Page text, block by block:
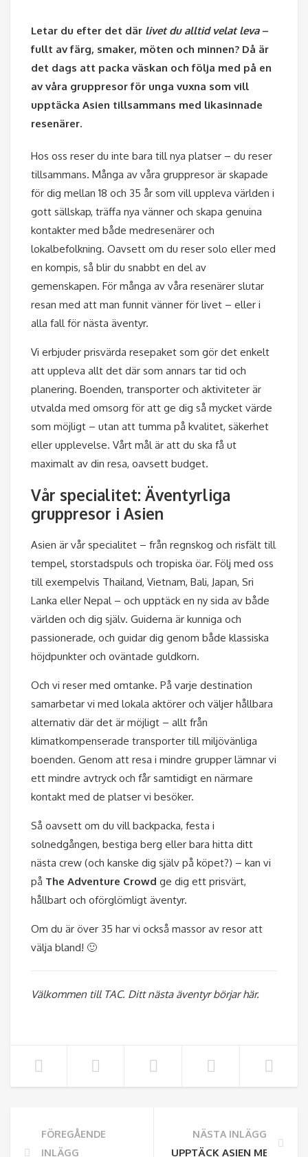
Letar du efter det där livet du alltid velat leva–
fullt av färg, smaker, möten och minnen? Då är
det dags att packa väskan och följa med på en
av våra gruppresor för unga vuxna som vill
upptäcka Asien tillsammans med likasinnade
resenärer.
Hos oss reser du inte bara till nya platser – du reser
tillsammans. Många av våra gruppresor är skapade
för dig mellan 18 och 35 år som vill uppleva världen i
gott sällskap, träffa nya vänner och skapa genuina
kontakter med både medresenärer och
lokalbefolkning. Oavsett om du reser solo eller med
en kompis, så blir du snabbt en del av
gemenskapen. För många av våra resenärer slutar
resan med att man funnit vänner för livet – eller i
alla fall för nästa äventyr.
Vi erbjuder prisvärda resepaket som gör det enkelt
att uppleva allt det där som annars tar tid och
planering. Boenden, transporter och aktiviteter är
utvalda med omsorg för att ge dig så mycket värde
som möjligt – utan att tumma på kvalitet, säkerhet
eller upplevelse. Vårt mål är att du ska få ut
maximalt av din resa, oavsett budget.
Vår specialitet: Äventyrliga
gruppresor i Asien
Asien är vår specialitet – från regnskog och risfält till
tempel, storstadspuls och tropiska öar. Följ med oss
till exempelvis Thailand, Vietnam, Bali, Japan, Sri
Lanka eller Nepal – och upptäck en ny sida av både
världen och dig själv. Guiderna är kunniga och
passionerade, och guidar dig genom både klassiska
höjdpunkter och oväntade guldkorn.
Och vi reser med omtanke. På varje destination
samarbetar vi med lokala aktörer och väljer hållbara
alternativ där det är möjligt – allt från
klimatkompenserade transporter till miljövänliga
boenden. Genom att resa i mindre grupper lämnar vi
ett mindre avtryck och får samtidigt en närmare
kontakt med de platser vi besöker.
Så oavsett om du vill backpacka, festa i
solnedgången, bestiga berg eller bara hitta ditt
nästa crew (och kanske dig själv på köpet?) – kan vi
på The Adventure Crowd ge dig ett prisvärt,
hållbart och oförglömligt äventyr.
Om du är över 35 har vi också massor av resor att
välja bland! 🙂
Välkommen till TAC. Ditt nästa äventyr börjar här.
FÖREGÅENDE
INLÄGG
NÄSTA INLÄGG
UPPTÄCK ASIEN MED THE